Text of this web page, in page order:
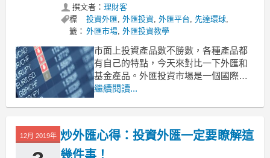
撰文者： 理財客
標
籤：
投資外匯,外匯投資,外匯平台,先達環球,
外匯市場,外匯投資教學
市面上投資產品數不勝數，各種產品都
有自己的特點，今天來對比一下外匯和
基金產品。外匯投資市場是一個國際市
場，而基金投資是一個較為封閉的市
較這幾點就能得到答案！
1、誰的收益高？外匯投資！
繼續閱讀...
12月 2019年 炒外匯心得：投資外匯一定要瞭解這
幾件事！